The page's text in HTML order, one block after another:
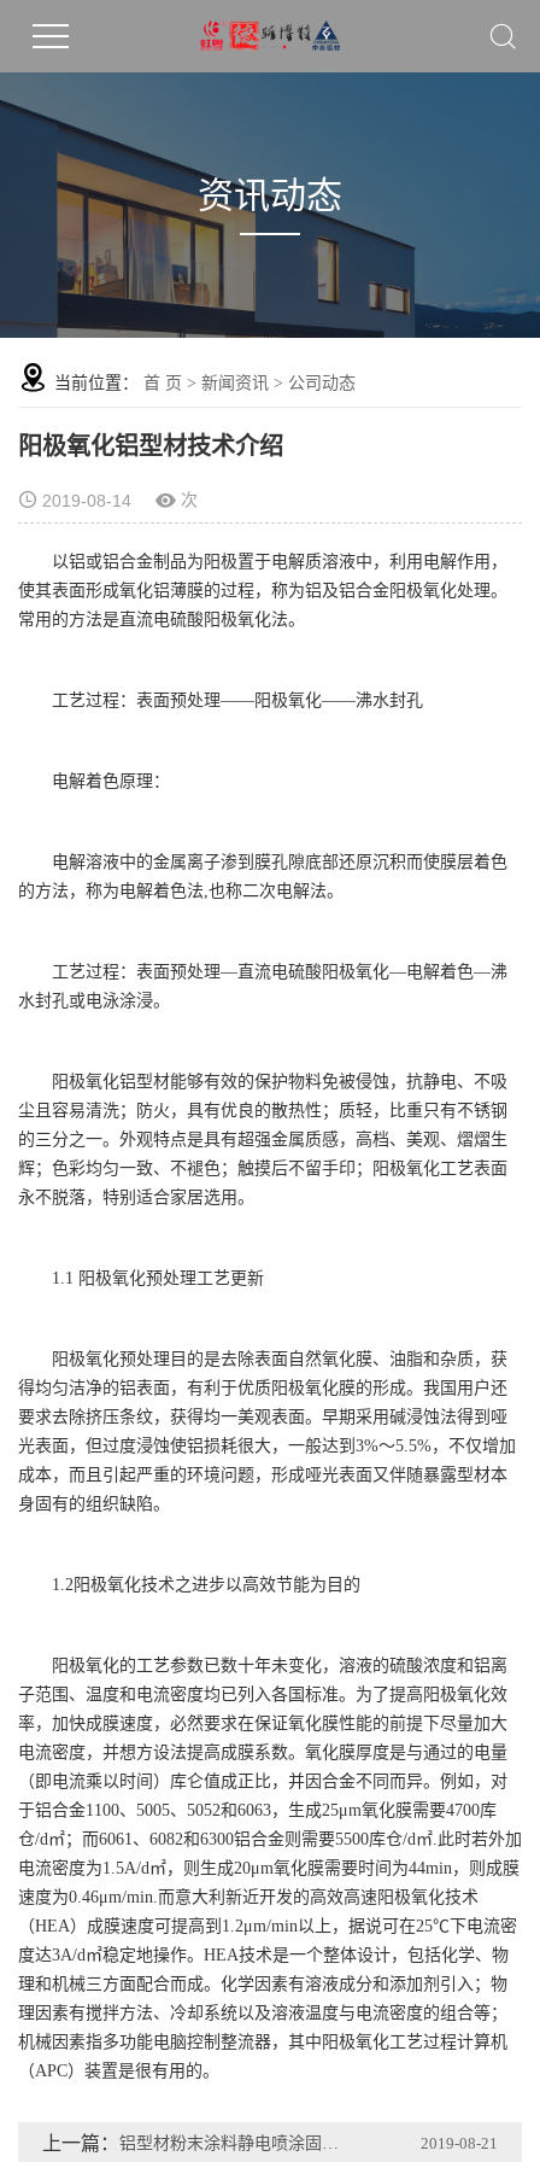
资讯动态
当前位置： 首 页 > 新闻资讯 > 公司动态
阳极氧化铝型材技术介绍
2019-08-14 次
以铝或铝合金制品为阳极置于电解质溶液中，利用电解作用，
使其表面形成氧化铝薄膜的过程，称为铝及铝合金阳极氧化处理。
常用的方法是直流电硫酸阳极氧化法。
工艺过程：表面预处理——阳极氧化——沸水封孔
电解着色原理：
电解溶液中的金属离子渗到膜孔隙底部还原沉积而使膜层着色
的方法，称为电解着色法,也称二次电解法。
工艺过程：表面预处理—直流电硫酸阳极氧化—电解着色—沸
水封孔或电泳涂浸。
阳极氧化铝型材能够有效的保护物料免被侵蚀，抗静电、不吸
尘且容易清洗；防火，具有优良的散热性；质轻，比重只有不锈钢
的三分之一。外观特点是具有超强金属质感，高档、美观、熠熠生
辉；色彩均匀一致、不褪色；触摸后不留手印；阳极氧化工艺表面
永不脱落，特别适合家居选用。
1.1 阳极氧化预处理工艺更新
阳极氧化预处理目的是去除表面自然氧化膜、油脂和杂质，获
得均匀洁净的铝表面，有利于优质阳极氧化膜的形成。我国用户还
要求去除挤压条纹，获得均一美观表面。早期采用碱浸蚀法得到哑
光表面，但过度浸蚀使铝损耗很大，一般达到3%～5.5%，不仅增加
成本，而且引起严重的环境问题，形成哑光表面又伴随暴露型材本
身固有的组织缺陷。
1.2阳极氧化技术之进步以高效节能为目的
阳极氧化的工艺参数已数十年未变化，溶液的硫酸浓度和铝离
子范围、温度和电流密度均已列入各国标准。为了提高阳极氧化效
率，加快成膜速度，必然要求在保证氧化膜性能的前提下尽量加大
电流密度，并想方设法提高成膜系数。氧化膜厚度是与通过的电量
（即电流乘以时间）库仑值成正比，并因合金不同而异。例如，对
于铝合金1100、5005、5052和6063，生成25μm氧化膜需要4700库
仓/d㎡；而6061、6082和6300铝合金则需要5500库仓/d㎡.此时若外加
电流密度为1.5A/d㎡，则生成20μm氧化膜需要时间为44min，则成膜
速度为0.46μm/min.而意大利新近开发的高效高速阳极氧化技术
（HEA）成膜速度可提高到1.2μm/min以上，据说可在25℃下电流密
度达3A/d㎡稳定地操作。HEA技术是一个整体设计，包括化学、物
理和机械三方面配合而成。化学因素有溶液成分和添加剂引入；物
理因素有搅拌方法、冷却系统以及溶液温度与电流密度的组合等；
机械因素指多功能电脑控制整流器，其中阳极氧化工艺过程计算机
（APC）装置是很有用的。
上一篇： 铝型材粉末涂料静电喷涂固化工艺过程的分析 2019-08-21